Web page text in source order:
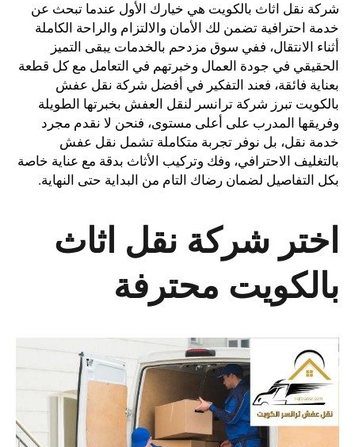
شركة نقل اثاث بالكويت هي خيارك الأول عندما تبحث عن
خدمة احترافية تضمن لك الأمان والالتزام والراحة الكاملة
أثناء الانتقال، ففي سوق مزدحم بالخدمات يبقى التميز
الحقيقي في جودة العمال وخبرتهم في التعامل مع كل قطعة
بعناية فائقة، فعند التفكير في أفضل شركة نقل عفش
بالكويت تبرز شركة ترانسر لنقل العفش بخبرتها الطويلة
وفريقها المدرب على أعلى مستوى، فنحن لا نقدم مجرد
خدمة نقل، بل نوفر تجربة متكاملة تشمل نقل عفش
بالتغليف الاحترافي، وفك وتركيب الأثاث بدقة مع عناية خاصة
بكل التفاصيل لضمان رضاك التام من البداية حتى النهاية.
اختر شركة نقل اثاث
بالكويت محترفة